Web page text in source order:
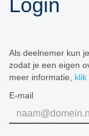
Als deelnemer kun
zodat je een eigen
meer informatie, klik
E-mail